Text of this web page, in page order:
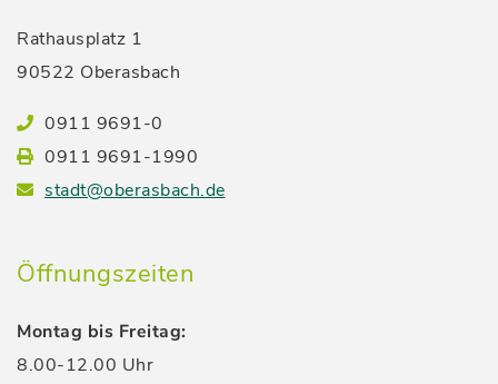
Rathausplatz 1
90522 Oberasbach
0911 9691-0
0911 9691-1990
stadt@oberasbach.de
Öffnungszeiten
Montag bis Freitag:
8.00-12.00 Uhr